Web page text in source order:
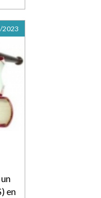
en
2023